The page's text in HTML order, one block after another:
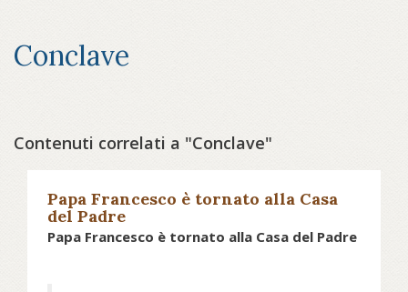
Conclave
Contenuti correlati a "Conclave"
Papa Francesco è tornato alla Casa
del Padre
Papa Francesco è tornato alla Casa del Padre